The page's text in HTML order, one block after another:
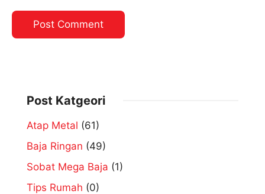
Post Katgeori
Atap Metal (61)
Baja Ringan (49)
Sobat Mega Baja (1)
Tips Rumah (0)